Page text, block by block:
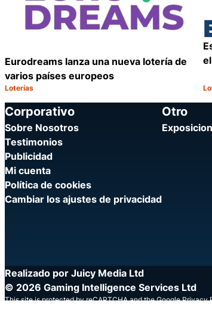
Eurodreams lanza una nueva lotería de
varios países europeos
Categoría:
Loterías
Corporativo
Sobre Nosotros
Testimonios
Publicidad
Mi cuenta
Política de cookies
Cambiar los ajustes de privacidad
Otro
Realizado por Juicy Media Ltd
© 2026 Gaming Intelligence Services Ltd
This site is protected by reCAPTCHA and the GooglePrivacy